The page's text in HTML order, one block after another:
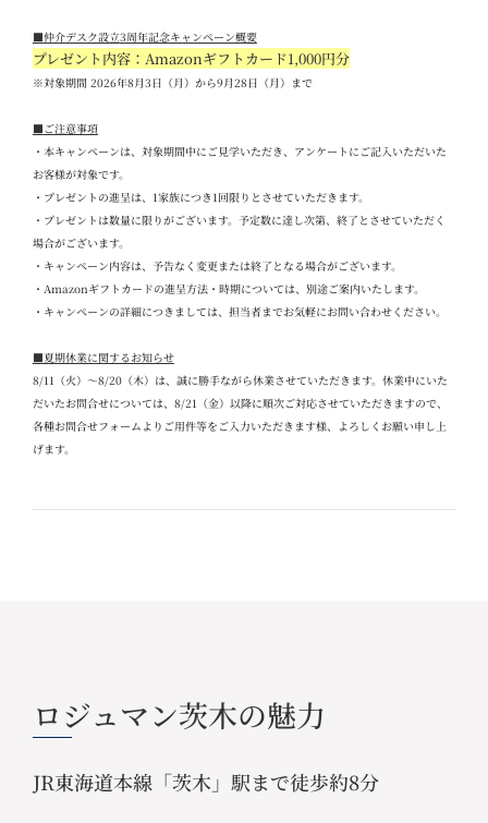
■仲介デスク設立3周年記念キャンペーン概要
プレゼント内容：Amazonギフトカード1,000円分
※対象期間 2026年8 月3 日（月）から9月28 日（月）まで
■ ご注意事項
・本キャンペーンは、対象期間中にご見学いただき、アンケートにご記入いただいた
お客様が対象です。
・プレゼントの進呈は、 1家族につき1 回限りとさせていただきます。
・プレゼントは数量に限りがございます。予定数に達し次第、終了とさせていただく
場合がございます。
・キャンペーン内容は、予告なく変更または終了となる場合がございます。
・ Amazonギフトカードの進呈方法・時期については、別途ご案内いたします。
・キャンペーンの詳細につきましては、担当者までお気軽にお問い合わせください。
■夏期休業に関するお知らせ
8/11 （火）～8/20（木）は、誠に勝手ながら休業させていただきます。休業中にいた
だいたお問合せについては、 8/21 （金）以降に順次ご対応させていただきますので、
各種お問合せフォームよりご用件等をご入力いただきます様、よろしくお願い申し上
げます。
ロジュマン茨木の魅力
JR東海道本線「茨木」駅まで徒歩約8分